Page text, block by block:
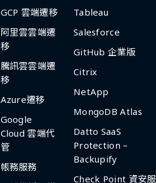
GCP 雲端遷移
阿里雲雲端遷
移
騰訊雲雲端遷
移
Azure遷移
Google
Cloud 雲端代
管
帳務服務
Tableau
Salesforce
GitHub 企業版
Citrix
NetApp
MongoDB Atlas
Datto SaaS
Protection –
Backupify
Check Point 資安服